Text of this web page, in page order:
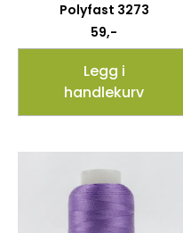
Polyfast 3273
59,-
Legg i
handlekurv